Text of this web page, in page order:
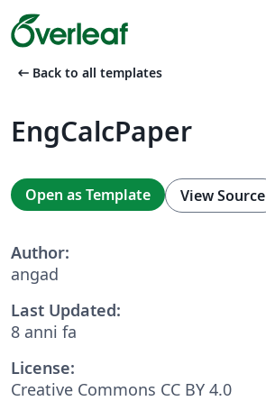
arrow_left_alt Back to all templates
EngCalcPaper
Open as Template View Source
Author:
angad
Last Updated:
8 anni fa
License:
Creative Commons CC BY 4.0